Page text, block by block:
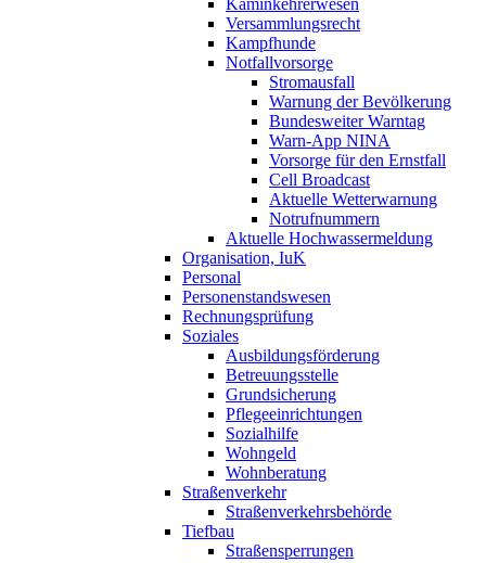
Kaminkehrerwesen
Versammlungsrecht
Kampfhunde
Notfallvorsorge
Stromausfall
Warnung der Bevölkerung
Bundesweiter Warntag
Warn-App NINA
Vorsorge für den Ernstfall
Cell Broadcast
Aktuelle Wetterwarnung
Notrufnummern
Aktuelle Hochwassermeldung
Organisation, IuK
Personal
Personenstandswesen
Rechnungsprüfung
Soziales
Ausbildungsförderung
Betreuungsstelle
Grundsicherung
Pflegeeinrichtungen
Sozialhilfe
Wohngeld
Wohnberatung
Straßenverkehr
Straßenverkehrsbehörde
Tiefbau
Straßensperrungen